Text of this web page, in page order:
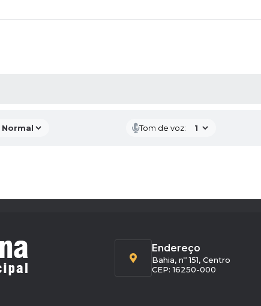
Tom de voz:
Endereço
Bahia, nº 151, Centro
CEP: 16250-000